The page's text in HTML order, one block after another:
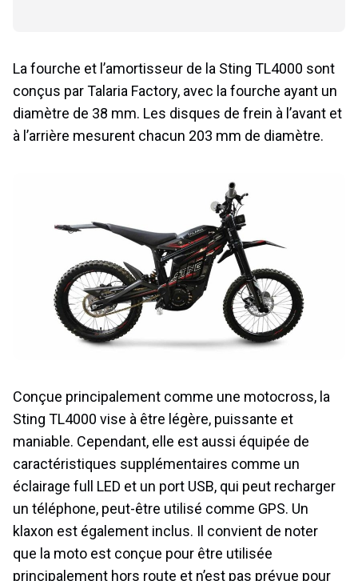
La fourche et l’amortisseur de la Sting TL4000 sont
conçus par Talaria Factory, avec la fourche ayant un
diamètre de 38 mm. Les disques de frein à l’avant et
à l’arrière mesurent chacun 203 mm de diamètre.
Conçue principalement comme une motocross, la
Sting TL4000 vise à être légère, puissante et
maniable. Cependant, elle est aussi équipée de
caractéristiques supplémentaires comme un
éclairage full LED et un port USB, qui peut recharger
un téléphone, peut-être utilisé comme GPS. Un
klaxon est également inclus. Il convient de noter
que la moto est conçue pour être utilisée
principalement hors route et n’est pas prévue pour